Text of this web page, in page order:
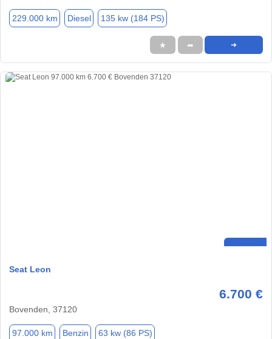
229.000 km Diesel 135 kw (184 PS)
★ ➦ ➜
Seat Leon
6.700 €
Bovenden, 37120
97.000 km Benzin 63 kw (86 PS)